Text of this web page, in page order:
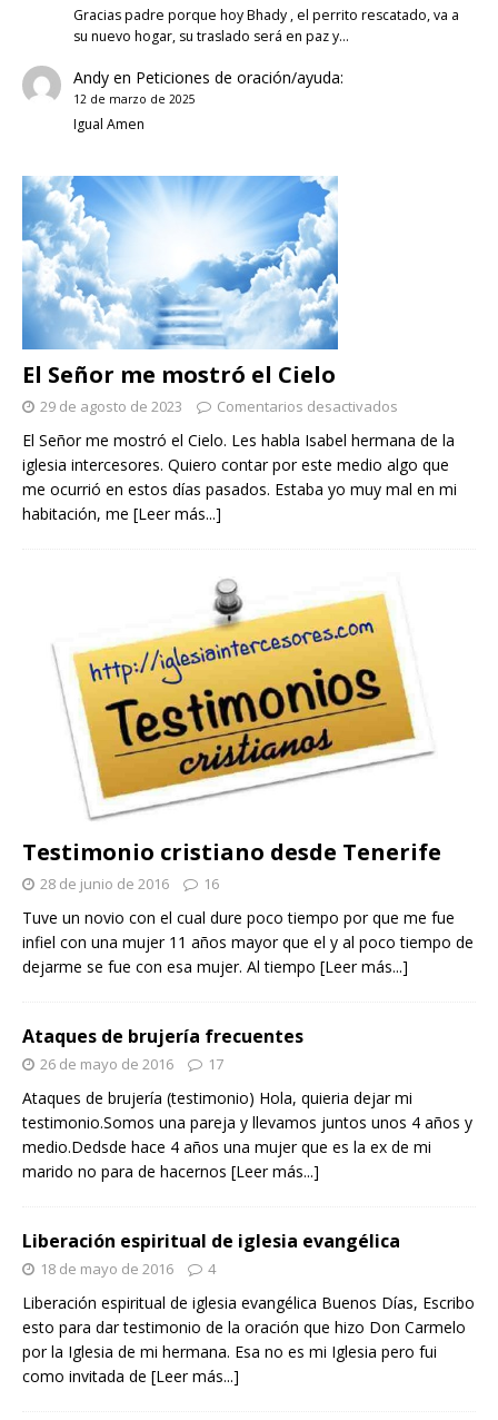
Gracias padre porque hoy Bhady , el perrito rescatado, va a
su nuevo hogar, su traslado será en paz y…
Andyen Peticiones de oración/ayuda:
12 de marzo de 2025
Igual Amen
El Señor me mostró el Cielo
29 de agosto de 2023 Comentarios desactivados
El Señor me mostró el Cielo. Les habla Isabel hermana de la
iglesia intercesores. Quiero contar por este medio algo que
me ocurrió en estos días pasados. Estaba yo muy mal en mi
habitación, me [Leer más...]
Testimonio cristiano desde Tenerife
28 de junio de 2016 16
Tuve un novio con el cual dure poco tiempo por que me fue
infiel con una mujer 11 años mayor que el y al poco tiempo de
dejarme se fue con esa mujer. Al tiempo [Leer más...]
Ataques de brujería frecuentes
26 de mayo de 2016 17
Ataques de brujería (testimonio) Hola, quieria dejar mi
testimonio.Somos una pareja y llevamos juntos unos 4 años y
medio.Dedsde hace 4 años una mujer que es la ex de mi
marido no para de hacernos [Leer más...]
Liberación espiritual de iglesia evangélica
18 de mayo de 2016 4
Liberación espiritual de iglesia evangélica Buenos Días, Escribo
esto para dar testimonio de la oración que hizo Don Carmelo
por la Iglesia de mi hermana. Esa no es mi Iglesia pero fui
como invitada de [Leer más...]